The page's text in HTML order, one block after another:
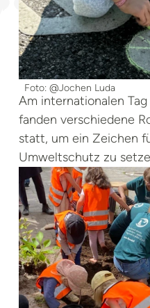
Foto: @Jochen Luda
Am internationalen
fanden verschiedene
statt, um ein Zeichen
Umweltschutz zu